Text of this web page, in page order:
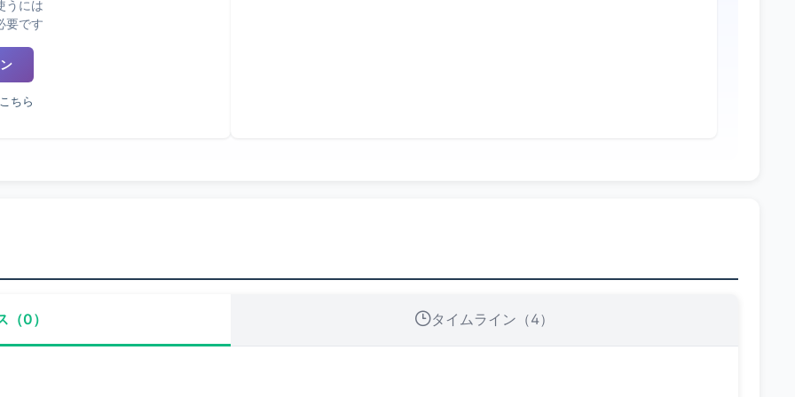
うには
要です
ちら
（0） タイムライン（4）